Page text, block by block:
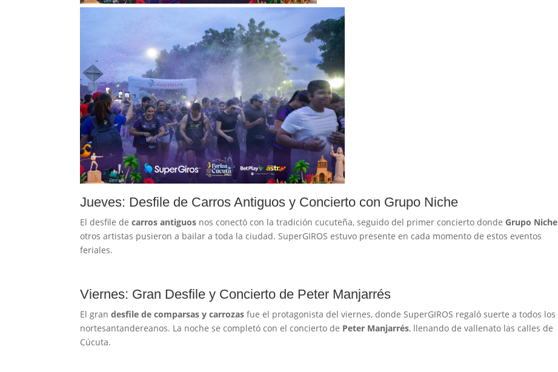
Jueves: Desfile de Carros Antiguos y Concierto con Grupo Niche
El desfile de carros antiguos nos conectó con la tradición cucuteña, seguido del primer concierto donde Grupo Niche
otros artistas pusieron a bailar a toda la ciudad. SuperGIROS estuvo presente en cada momento de estos eventos
feriales.
Viernes: Gran Desfile y Concierto de Peter Manjarrés
El gran desfile de comparsas y carrozas fue el protagonista del viernes, donde SuperGIROS regaló suerte a todos los
nortesantandereanos. La noche se completó con el concierto de Peter Manjarrés, llenando de vallenato las calles de
Cúcuta.